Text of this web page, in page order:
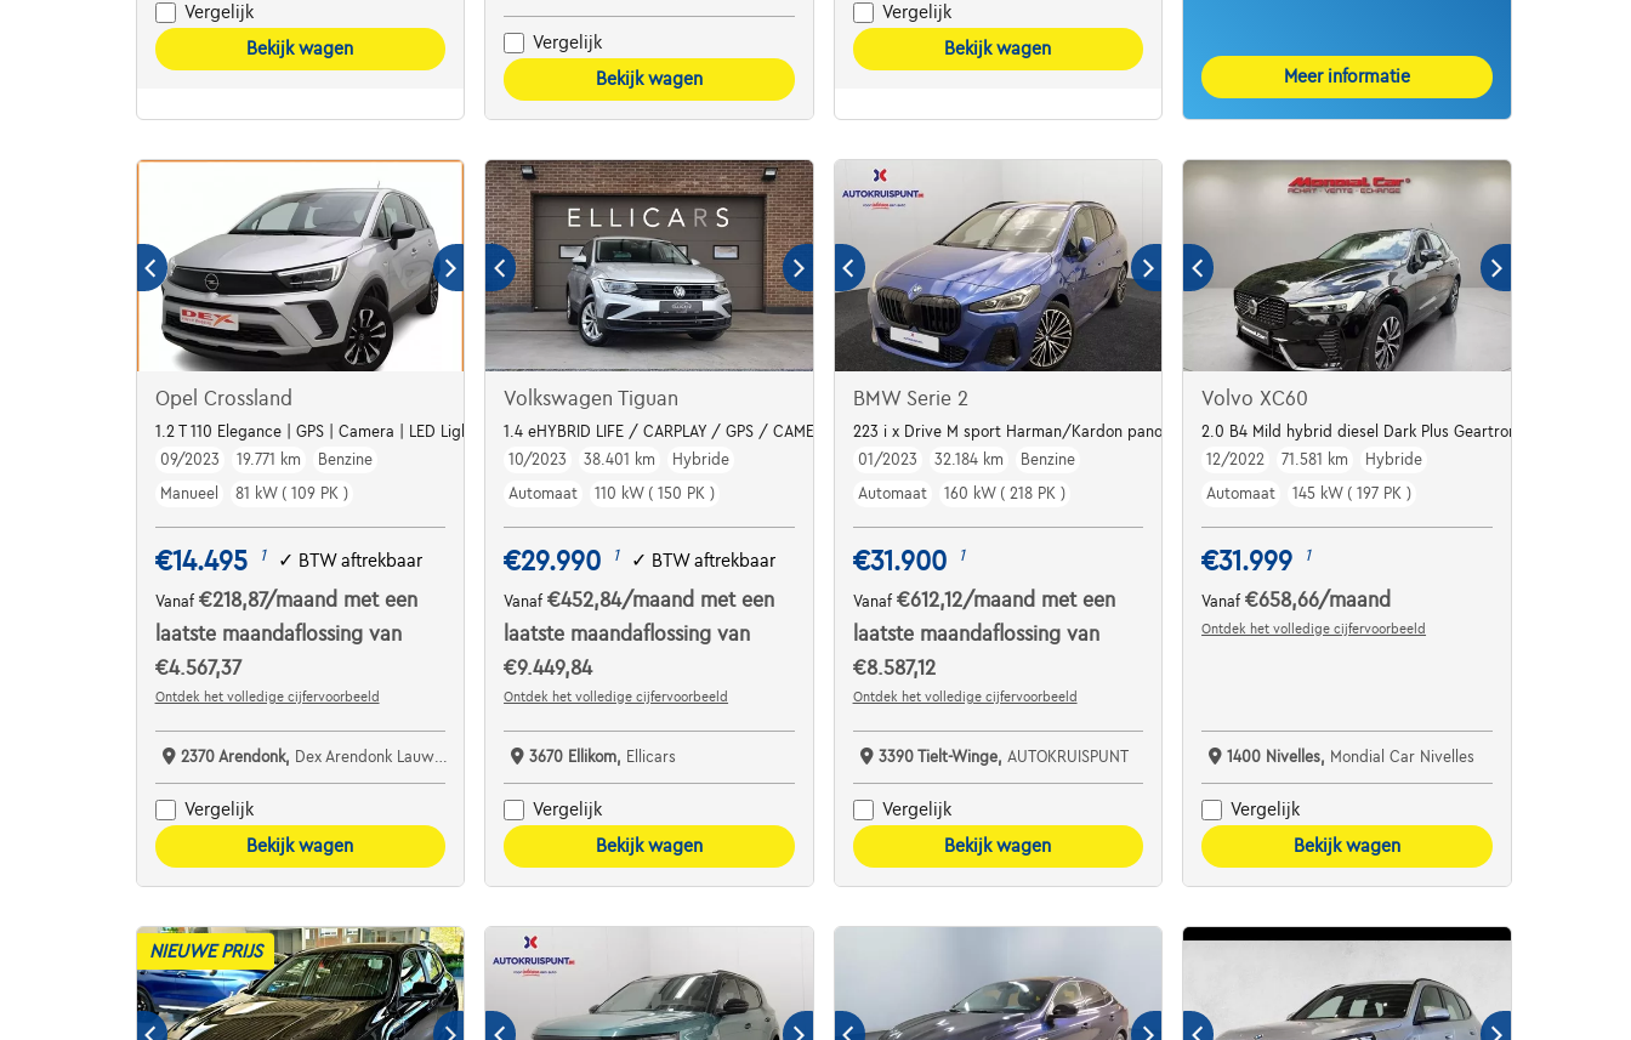
Vergelijk
Bekijk wagen
Vergelijk
Bekijk wagen
Vergelijk
Bekijk wagen
Meer informatie
Opel Crossland
1.2 T 110 Elegance | GPS | Camera | LED Lights | Alu16 De Opel Crossland 1.2 Turbo Elegance (110 pk)
09/2023
19.771 km
Benzine
Manueel
81 kW ( 109 PK )
€14.495 1 ✓ BTW aftrekbaar
Vanaf €218,87/maand met een
laatste maandaflossing van
€4.567,37
Ontdek het volledige cijfervoorbeeld
2370 Arendonk, Dex Arendonk Lauwers Cars bv
Vergelijk
Bekijk wagen
Volkswagen Tiguan
1.4 eHYBRID LIFE / CARPLAY / GPS / CAMERA / LED
10/2023
38.401 km
Hybride
Automaat
110 kW ( 150 PK )
€29.990 1 ✓ BTW aftrekbaar
Vanaf€452,84/maand met een
laatste maandaflossing van
€9.449,84
Ontdek het volledige cijfervoorbeeld
3670 Ellikom, Ellicars
Vergelijk
Bekijk wagen
BMW Serie 2
223 i x Drive M sport Harman/Kardon panodak dig.airco alu19
01/2023
32.184 km
Benzine
Automaat
160 kW ( 218 PK )
€31.900 1
Vanaf €612,12/maand met een
laatste maandaflossing van
€8.587,12
Ontdek het volledige cijfervoorbeeld
3390 Tielt-Winge, AUTOKRUISPUNT
Vergelijk
Bekijk wagen
Volvo XC60
2.0 B4 Mild hybrid diesel Dark Plus Geartronic
12/2022
71.581 km
Hybride
Automaat
145 kW ( 197 PK )
€31.999 1
Vanaf€658,66/maand
Ontdek het volledige cijfervoorbeeld
1400 Nivelles, Mondial Car Nivelles
Vergelijk
Bekijk wagen
NIEUWE PRIJS